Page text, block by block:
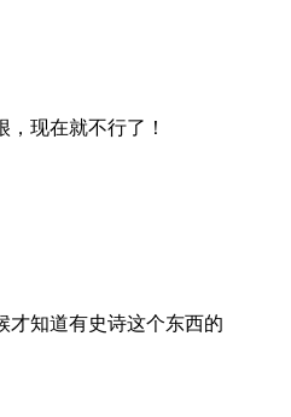
现在就不行了！
才知道有史诗这个东西的